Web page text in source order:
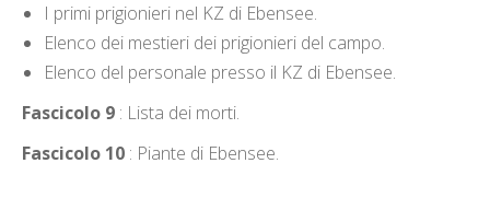
I primi prigionieri nel KZ di Ebensee.
Elenco dei mestieri dei prigionieri del campo.
Elenco del personale presso il KZ di Ebensee.
Fascicolo 9 : Lista dei morti.
Fascicolo 10 : Piante di Ebensee.